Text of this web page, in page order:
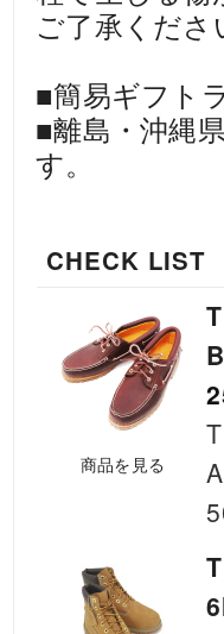
ご了承くださ
■簡易ギフト
■離島・沖縄
す。
CHECK LIST
商品を見る